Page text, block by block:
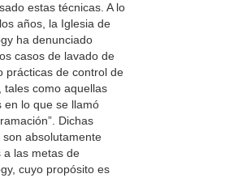
estas técnicas. A lo
años, la Iglesia de
ha denunciado
casos de lavado de
prácticas de control de
tales como aquellas
en lo que se llamó
Dichas
son absolutamente
a las metas de
cuyo propósito es